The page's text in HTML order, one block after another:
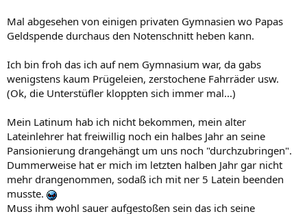
Mal abgesehen von einigen privaten Gymnasien wo Papas
Geldspende durchaus den Notenschnitt heben kann.
Ich bin froh das ich auf nem Gymnasium war, da gabs
wenigstens kaum Prügeleien, zerstochene Fahrräder usw.
(Ok, die Unterstüfler kloppten sich immer mal...)
Mein Latinum hab ich nicht bekommen, mein alter
Lateinlehrer hat freiwillig noch ein halbes Jahr an seine
Pansionierung drangehängt um uns noch "durchzubringen".
Dummerweise hat er mich im letzten halben Jahr gar nicht
mehr drangenommen, sodaß ich mit ner 5 Latein beenden
musste.
Muss ihm wohl sauer aufgestoßen sein das ich seine